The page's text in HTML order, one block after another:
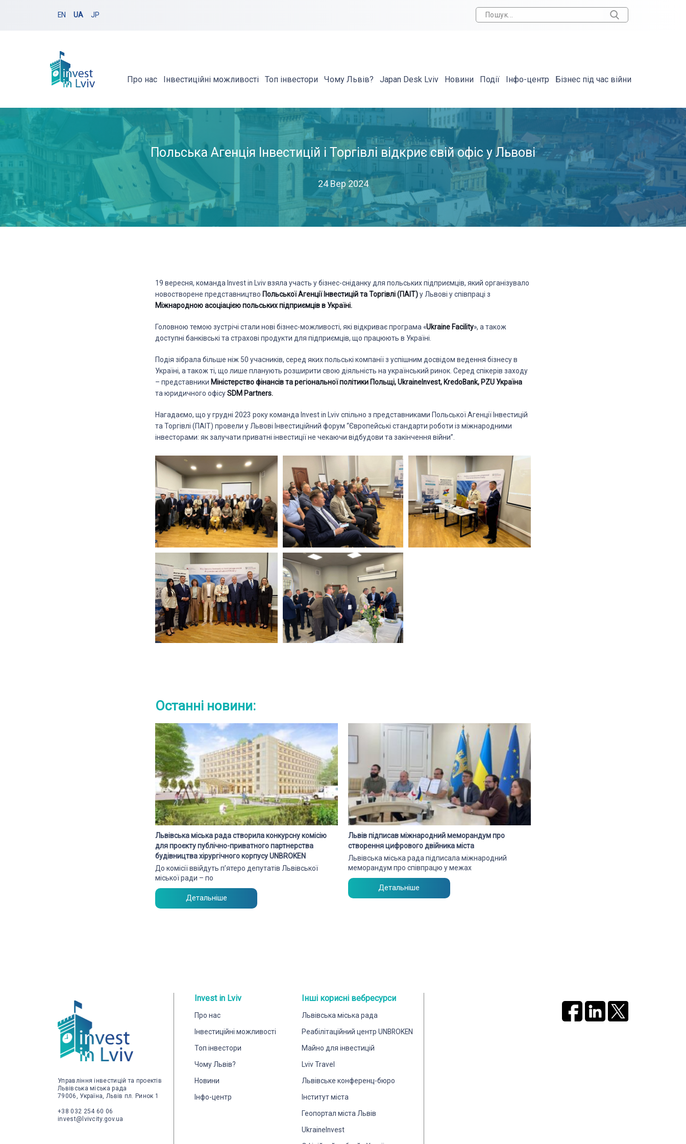
EN UA JP
Про нас Інвестиційні можливості Топ інвестори Чому Львів? Japan Desk Lviv Новини Події Інфо-центр Бізнес під час війни
Польська Агенція Інвестицій і Торгівлі відкриє свій офіс у Львові
24 Вер 2024
19 вересня, команда Invest in Lviv взяла участь у бізнес-сніданку для польських підприємців, який організувало
новостворене представництво Польської Агенції Інвестицій та Торгівлі (ПАІТ)у Львові у співпраці з
Міжнародною асоціацією польських підприємців в Україні.
Головною темою зустрічі стали нові бізнес-можливості, які відкриває програма «Ukraine Facility», а також
доступні банківські та страхові продукти для підприємців, що працюють в Україні.
Подія зібрала більше ніж 50 учасників, серед яких польські компанії з успішним досвідом ведення бізнесу в
Україні, а також ті, що лише планують розширити свою діяльність на український ринок. Серед спікерів заходу
– представники Міністерство фінансів та регіональної політики Польщі, UkraineInvest, KredoBank, PZU Україна
та юридичного офісуSDM Partners.
Нагадаємо, що у грудні 2023 року команда Invest in Lviv спільно з представниками Польської Агенції Інвестицій
та Торгівлі (ПАІТ) провели у Львові Інвестиційний форум “Європейські стандарти роботи із міжнародними
інвесторами: як залучати приватні інвестиції не чекаючи відбудови та закінчення війни”.
Останні новини:
Львівська міська рада створила конкурсну комісію
для проєкту публічно-приватного партнерства
будівництва хірургічного корпусу UNBROKEN
До комісії ввійдуть п’ятеро депутатів Львівської
міської ради – по
Детальніше
Львів підписав міжнародний меморандум про
створення цифрового двійника міста
Львівська міська рада підписала міжнародний
меморандум про співпрацю у межах
Детальніше
Управління інвестицій та проектів
Львівська міська рада
79006, Україна, Львів пл. Ринок 1
+38 032 254 60 06
invest@lvivcity.gov.ua
Invest in Lviv
Про нас
Інвестиційні можливості
Топ інвестори
Чому Львів?
Новини
Інфо-центр
Інші корисні вебресурси
Львівська міська рада
Реабілітаційний центр UNBROKEN
Майно для інвестицій
Lviv Travel
Львівське конференц-бюро
Інститут міста
Геопортал міста Львів
UkraineInvest